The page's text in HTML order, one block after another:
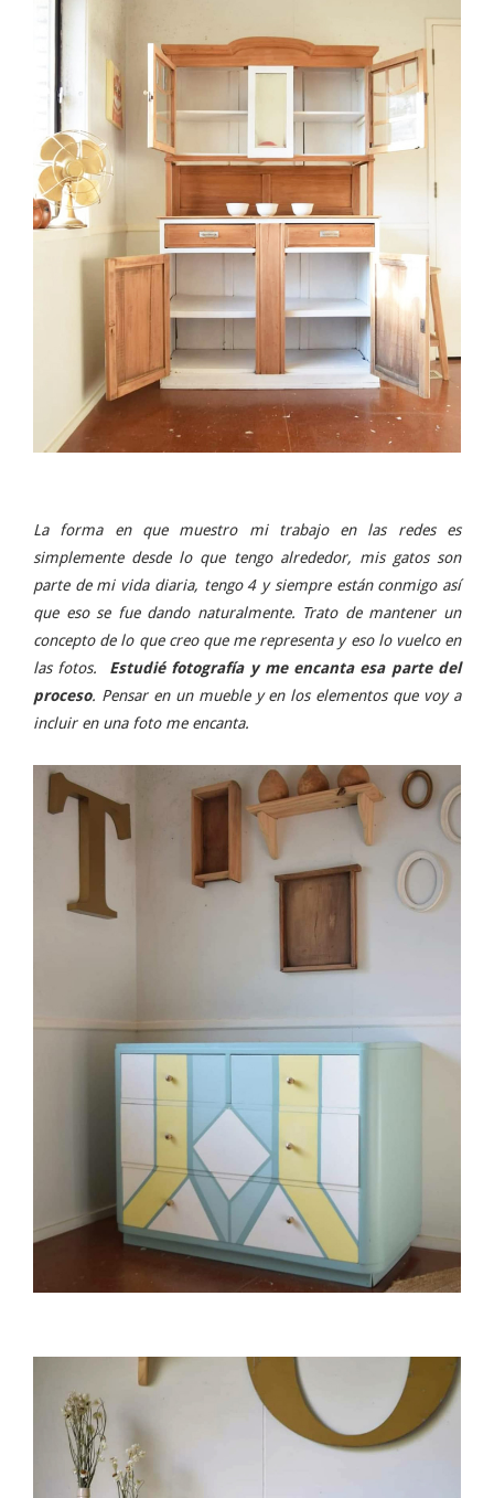
La forma en que muestro mi trabajo en las redes es
simplemente desde lo que tengo alrededor, mis gatos son
parte de mi vida diaria, tengo 4 y siempre están conmigo así
que eso se fue dando naturalmente. Trato de mantener un
concepto de lo que creo que me representa y eso lo vuelco en
las fotos.
Estudié fotografía y me encanta esa parte del
proceso. Pensar en un mueble y en los elementos que voy a
incluir en una foto me encanta.